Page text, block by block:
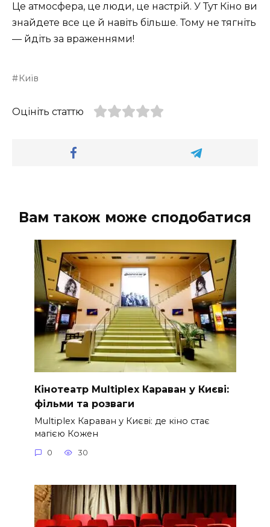
Це атмосфера, це люди, це настрій. У Тут Кіно ви
знайдете все це й навіть більше. Тому не тягніть
— йдіть за враженнями!
Київ
Оцініть статтю
Вам також може сподобатися
Кінотеатр Multiplex Караван у Києві:
фільми та розваги
Multiplex Караван у Києві: де кіно стає
магією Кожен
0 30